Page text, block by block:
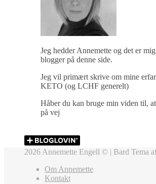
Jeg hedder Annemette og det er
blogger på denne side.
Jeg vil primært skrive om mine
KETO (og LCHF generelt)
Håber du kan bruge min viden til,
på vej
2026 Annemette Engell © | Bard Tema
Om Annemette
Kontakt